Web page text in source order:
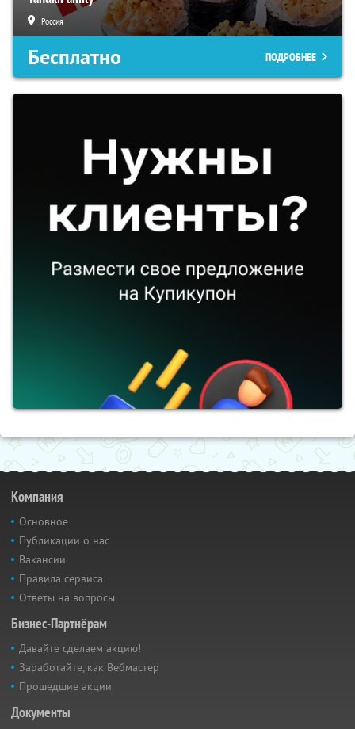
Россия
Бесплатно ПОДРОБНЕЕ
Компания
Основное
Публикации о нас
Вакансии
Правила сервиса
Ответы на вопросы
Бизнес-Партнёрам
Давайте сделаем акцию!
Заработайте, как Вебмастер
Прошедшие акции
Документы